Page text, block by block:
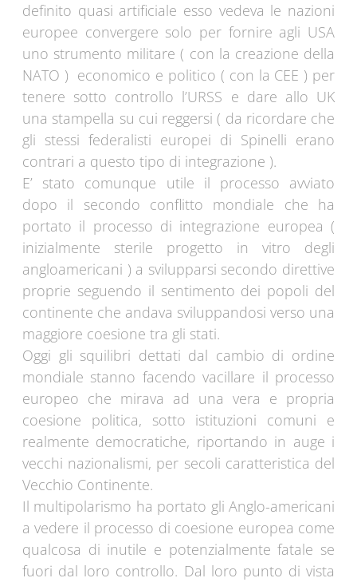
definito quasi artificiale esso vedeva le nazioni
europee convergere solo per fornire agli USA
uno strumento militare ( con la creazione della
NATO ) economico e politico ( con la CEE ) per
tenere sotto controllo l’URSS e dare allo UK
una stampella su cui reggersi ( da ricordare che
gli stessi federalisti europei di Spinelli erano
contrari a questo tipo di integrazione ).
E’ stato comunque utile il processo avviato
dopo il secondo conflitto mondiale che ha
portato il processo di integrazione europea (
inizialmente sterile progetto in vitro degli
angloamericani ) a svilupparsi secondo direttive
proprie seguendo il sentimento dei popoli del
continente che andava sviluppandosi verso una
maggiore coesione tra gli stati.
Oggi gli squilibri dettati dal cambio di ordine
mondiale stanno facendo vacillare il processo
europeo che mirava ad una vera e propria
coesione politica, sotto istituzioni comuni e
realmente democratiche, riportando in auge i
vecchi nazionalismi, per secoli caratteristica del
Vecchio Continente.
Il multipolarismo ha portato gli Anglo-americani
a vedere il processo di coesione europea come
qualcosa di inutile e potenzialmente fatale se
fuori dal loro controllo. Dal loro punto di vista